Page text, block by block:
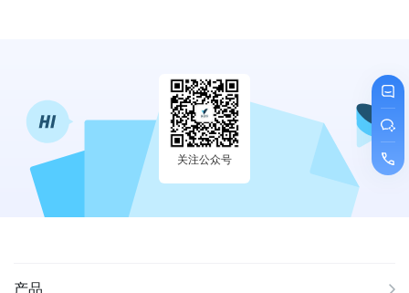
关注公众号
产品